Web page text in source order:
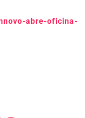
abre-oficina-